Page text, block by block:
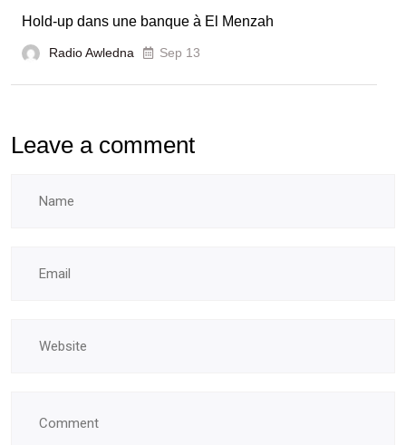
Hold-up dans une banque à El Menzah
Radio Awledna Sep 13
Leave a comment